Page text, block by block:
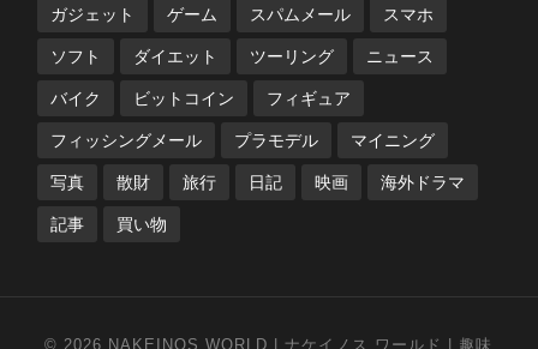
ガジェット ゲーム スパムメール スマホ
ソフト ダイエット ツーリング ニュース
バイク ビットコイン フィギュア
フィッシングメール プラモデル マイニング
写真 散財 旅行 日記 映画 海外ドラマ
記事 買い物
© 2026 NAKEINOS WORLD | ナケイノス ワールド | 趣味